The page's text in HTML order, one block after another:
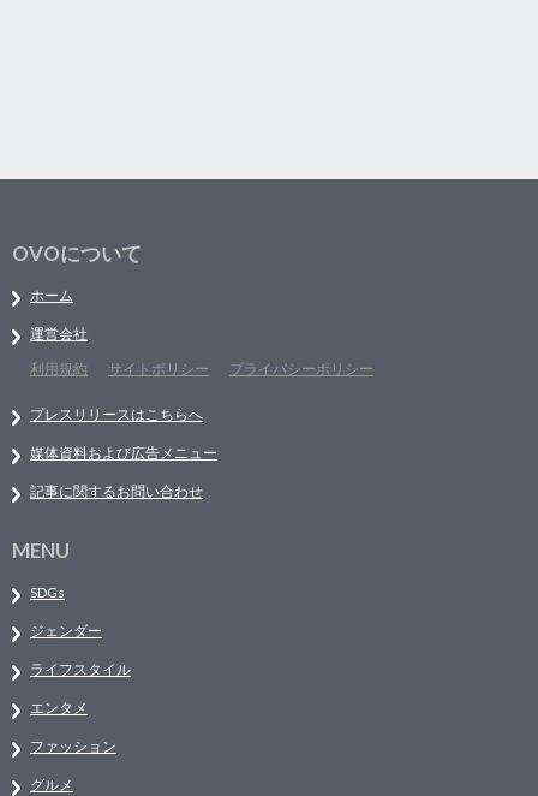
OVOについて
ホーム
運営会社
利用規約
サイトポリシー プライバシーポリシー
プレスリリースはこちらへ
媒体資料および広告メニュー
記事に関するお問い合わせ
MENU
SDGs
ジェンダー
ライフスタイル
エンタメ
ファッション
グルメ